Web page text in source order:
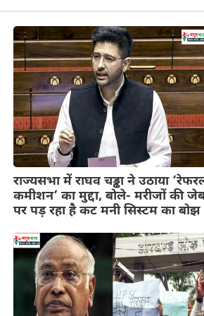
राज्यसभा में राघव चड्ढा ने उठाया
कमीशन’ का मुद्दा, बोले- मरीजों की
पर पड़ रहा है कट मनी सिस्टम का बोझ